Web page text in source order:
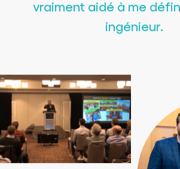
vraiment aidé à me
ingénieur.